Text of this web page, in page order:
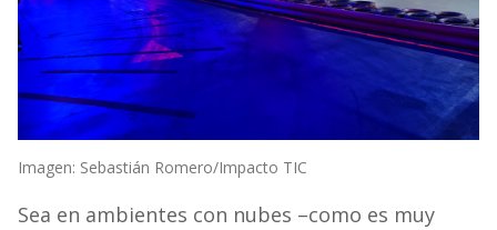
Imagen: Sebastián Romero/Impacto TIC
Sea en ambientes con nubes –como es muy